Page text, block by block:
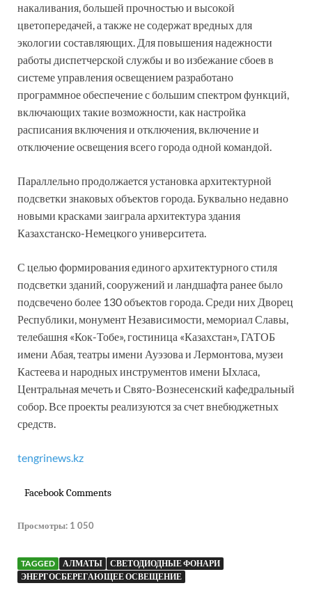
накаливания, большей прочностью и высокой
цветопередачей, а также не содержат вредных для
экологии составляющих. Для повышения надежности
работы диспетчерской службы и во избежание сбоев в
системе управления освещением разработано
программное обеспечение с большим спектром функций,
включающих такие возможности, как настройка
расписания включения и отключения, включение и
отключение освещения всего города одной командой.
Параллельно продолжается установка архитектурной
подсветки знаковых объектов города. Буквально недавно
новыми красками заиграла архитектура здания
Казахстанско-Немецкого университета.
С целью формирования единого архитектурного стиля
подсветки зданий, сооружений и ландшафта ранее было
подсвечено более 130 объектов города. Среди них Дворец
Республики, монумент Независимости, мемориал Славы,
телебашня «Кок-Тобе», гостиница «Казахстан», ГАТОБ
имени Абая, театры имени Ауэзова и Лермонтова, музеи
Кастеева и народных инструментов имени Ыхласа,
Центральная мечеть и Свято-Вознесенский кафедральный
собор. Все проекты реализуются за счет внебюджетных
средств.
tengrinews.kz
Facebook Comments
Просмотры: 1 050
TAGGED АЛМАТЫ
СВЕТОДИОДНЫЕ ФОНАРИ
ЭНЕРГОСБЕРЕГАЮЩЕЕ ОСВЕЩЕНИЕ